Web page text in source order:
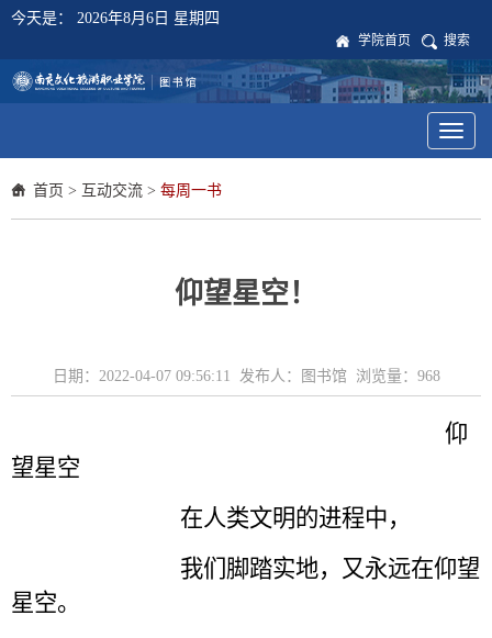
今天是： 2026年8月6日 星期四
学院首页 搜索
Toggle
首页 > 互动交流 > 每周一书
仰望星空！
日期：2022-04-07 09:56:11 发布人：图书馆 浏览量： 968
仰
望星空
在人类文明的进程中，
我们脚踏实地，又永远在仰望
星空。